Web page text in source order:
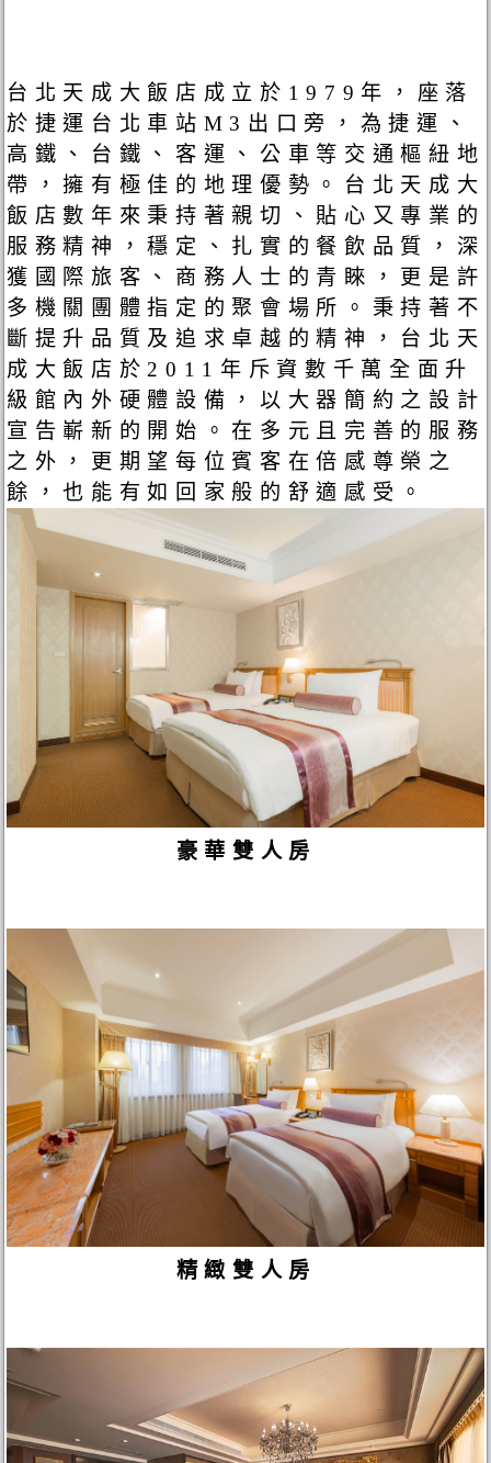
台北天成大飯店成立於1979年，座落
於捷運台北車站M3出口旁，為捷運、
高鐵、台鐵、客運、公車等交通樞紐地
帶，擁有極佳的地理優勢。台北天成大
飯店數年來秉持著親切、貼心又專業的
服務精神，穩定、扎實的餐飲品質，深
獲國際旅客、商務人士的青睞，更是許
多機關團體指定的聚會場所。秉持著不
斷提升品質及追求卓越的精神，台北天
成大飯店於2011年斥資數千萬全面升
級館內外硬體設備，以大器簡約之設計
宣告嶄新的開始。在多元且完善的服務
之外，更期望每位賓客在倍感尊榮之
餘，也能有如回家般的舒適感受。
豪華雙人房
精緻雙人房